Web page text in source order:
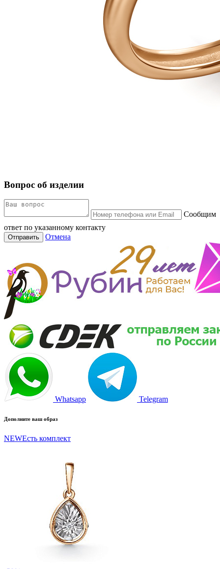
Вопрос об изделии
Сообщим
ответ по указанному контакту
Отправить Отмена
Whatsapp Telegram
Дополните ваш образ
NEWЕсть комплект